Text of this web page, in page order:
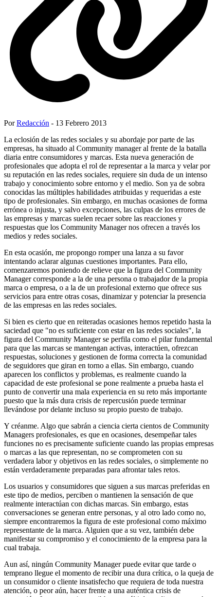
PorRedacción - 13 Febrero 2013
La eclosión de las redes sociales y su abordaje por parte de las
empresas, ha situado al Community manager al frente de la batalla
diaria entre consumidores y marcas. Esta nueva generación de
profesionales que adopta el rol de representar a la marca y velar por
su reputación en las redes sociales, requiere sin duda de un intenso
trabajo y conocimiento sobre entorno y el medio. Son ya de sobra
conocidas las múltiples habilidades atribuidas y requeridas a este
tipo de profesionales. Sin embargo, en muchas ocasiones de forma
errónea o injusta, y salvo excepciones, las culpas de los errores de
las empresas y marcas suelen recaer sobre las reacciones y
respuestas que los Community Manager nos ofrecen a través los
medios y redes sociales.
En esta ocasión, me propongo romper una lanza a su favor
intentando aclarar algunas cuestiones importantes. Para ello,
comenzaremos poniendo de relieve que la figura del Community
Manager corresponde a la de una persona o trabajador de la propia
marca o empresa, o a la de un profesional externo que ofrece sus
servicios para entre otras cosas, dinamizar y potenciar la presencia
de las empresas en las redes sociales.
Si bien es cierto que en reiteradas ocasiones hemos repetido hasta la
saciedad que "no es suficiente con estar en las redes sociales", la
figura del Community Manager se perfila como el pilar fundamental
para que las marcas se mantengan activas, interactúen, ofrezcan
respuestas, soluciones y gestionen de forma correcta la comunidad
de seguidores que giran en torno a ellas. Sin embargo, cuando
aparecen los conflictos y problemas, es realmente cuando la
capacidad de este profesional se pone realmente a prueba hasta el
punto de convertir una mala experiencia en su reto más importante
puesto que la más dura crisis de repercusión puede terminar
llevándose por delante incluso su propio puesto de trabajo.
Y créanme. Algo que sabrán a ciencia cierta cientos de Community
Managers profesionales, es que en ocasiones, desempeñar tales
funciones no es precisamente suficiente cuando las propias empresas
o marcas a las que representan, no se comprometen con su
verdadera labor y objetivos en las redes sociales, o simplemente no
están verdaderamente preparadas para afrontar tales retos.
Los usuarios y consumidores que siguen a sus marcas preferidas en
este tipo de medios, perciben o mantienen la sensación de que
realmente interactúan con dichas marcas. Sin embargo, estas
conversaciones se generan entre personas, y al otro lado como no,
siempre encontraremos la figura de este profesional como máximo
representante de la marca. Alguien que a su vez, también debe
manifestar su compromiso y el conocimiento de la empresa para la
cual trabaja.
Aun así, ningún Community Manager puede evitar que tarde o
temprano llegue el momento de recibir una dura crítica, o la queja de
un consumidor o cliente insatisfecho que requiera de toda nuestra
atención, o peor aún, hacer frente a una auténtica crisis de